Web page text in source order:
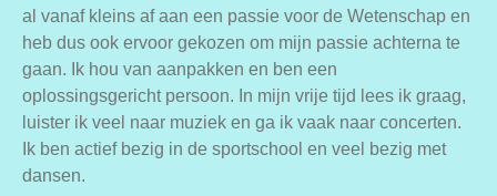
al vanaf kleins af aan een passie voor de Wetenschap en
heb dus ook ervoor gekozen om mijn passie achterna te
gaan. Ik hou van aanpakken en ben een
oplossingsgericht persoon. In mijn vrije tijd lees ik graag,
luister ik veel naar muziek en ga ik vaak naar concerten.
Ik ben actief bezig in de sportschool en veel bezig met
dansen.